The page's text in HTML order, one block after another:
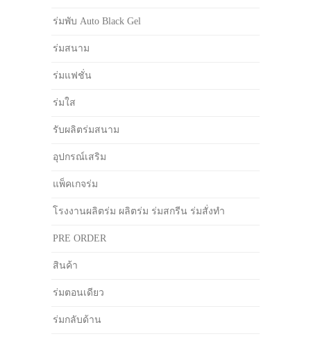
ร่มพับ Auto Black Gel
ร่มสนาม
ร่มแฟชั่น
ร่มใส
รับผลิตร่มสนาม
อุปกรณ์เสริม
แพ็คเกจร่ม
โรงงานผลิตร่ม ผลิตร่ม ร่มสกรีน ร่มสั่งทำ
PRE ORDER
สินค้า
ร่มตอนเดียว
ร่มกลับด้าน